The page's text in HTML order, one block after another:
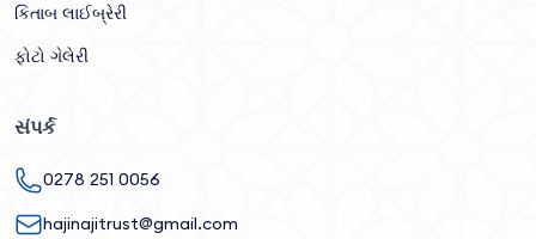
કિતાબ લાઈબ્રેરી
ફોટો ગેલેરી
સંપર્ક
0278 251 0056
hajinajitrust@gmail.com